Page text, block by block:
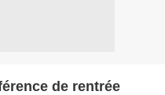
de rentrée